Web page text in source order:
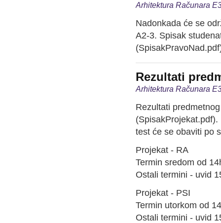
Arhitektura Računara
Nadonkada će se
A2-3. Spisak
Rezultati
Arhitektura Računara
Rezultati
test će se obaviti po
Projekat - RA
Termin sredom od
Ostali termini - uvid
Projekat - PSI
Termin utorkom od
Ostali termini - uvid